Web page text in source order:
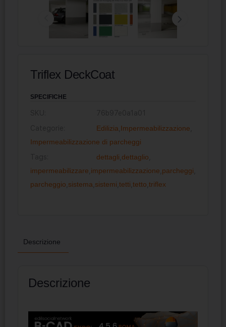
Triflex DeckCoat
SPECIFICHE
Edilizia Impermeabilizzazione
Impermeabilizzazione di parcheggi
dettagli dettaglio
impermeabilizzare impermeabilizzazione parcheggi
parcheggio sistema sistemi tetti tetto triflex
Descrizione
Descrizione